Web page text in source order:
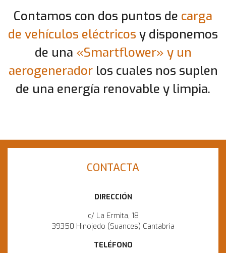
Contamos con dos puntos de carga
de vehículos eléctricos y disponemos
de una «Smartflower» y un
aerogeneradorlos cuales nos suplen
de una energía renovable y limpia.
CONTACTA
DIRECCIÓN
c/ La Ermita, 18
39350 Hinojedo (Suances) Cantabria
TELÉFONO